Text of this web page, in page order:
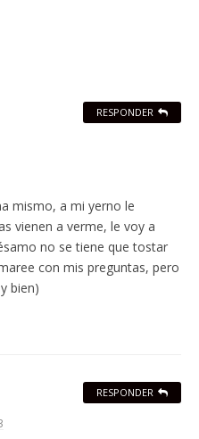
mismo, a mi yerno le
vienen a verme, le voy a
no se tiene que tostar
con mis preguntas, pero
bien)
RESPONDER
RESPONDER